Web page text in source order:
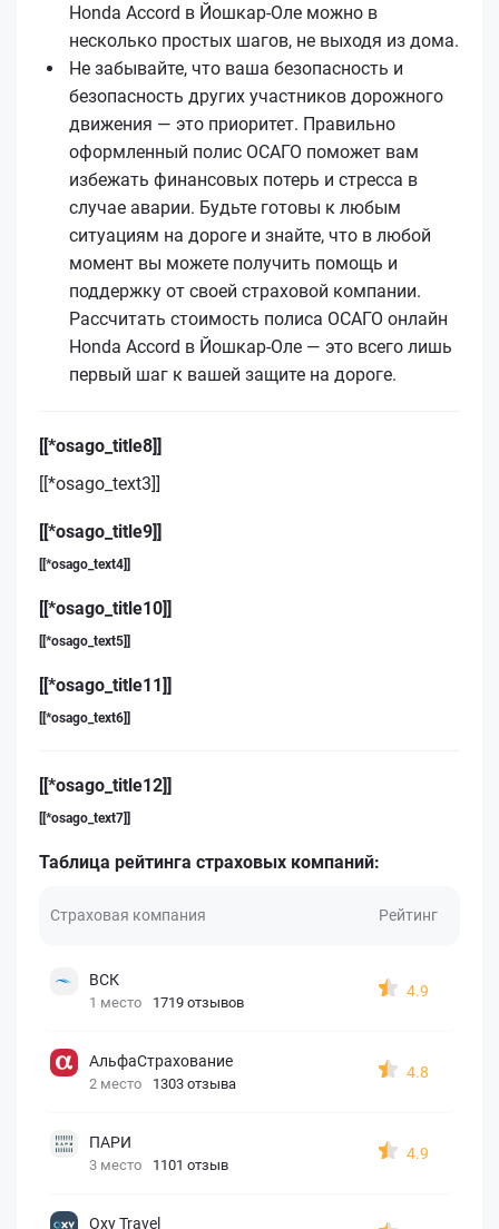
Honda Accord в Йошкар-Оле можно в
несколько простых шагов, не выходя из дома.
Не забывайте, что ваша безопасность и
безопасность других участников дорожного
движения — это приоритет. Правильно
оформленный полис ОСАГО поможет вам
избежать финансовых потерь и стресса в
случае аварии. Будьте готовы к любым
ситуациям на дороге и знайте, что в любой
момент вы можете получить помощь и
поддержку от своей страховой компании.
Рассчитать стоимость полиса ОСАГО онлайн
Honda Accord в Йошкар-Оле — это всего лишь
первый шаг к вашей защите на дороге.
[[*osago_title8]]
[[*osago_text3]]
[[*osago_title9]]
[[*osago_text4]]
[[*osago_title10]]
[[*osago_text5]]
[[*osago_title11]]
[[*osago_text6]]
[[*osago_title12]]
[[*osago_text7]]
Таблица рейтинга страховых компаний:
Страховая компания Рейтинг
ВСК
1 место 1719 отзывов
4.9
АльфаСтрахование
2 место 1303 отзыва
4.8
ПАРИ
3 место 1101 отзыв
4.9
Oxy Travel